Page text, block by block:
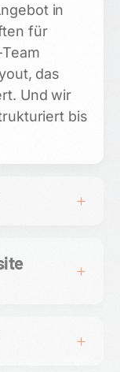
in
für
das
Und wir
bis